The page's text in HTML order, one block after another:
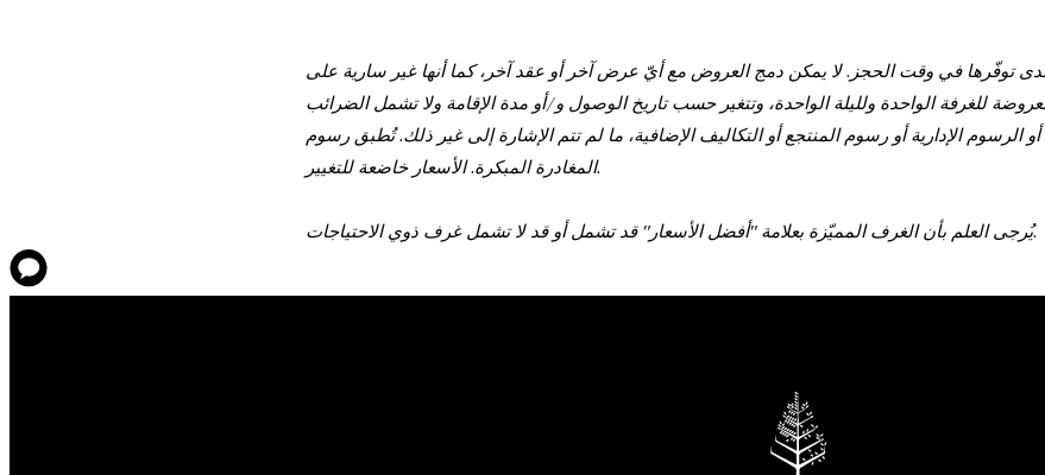
توفّرها في وقت الحجز. لا يمكن دمج العروض مع أيّ عرض آخر أو عقد آخر، كما أنها غير سارية على
للغرفة الواحدة ولليلة الواحدة، وتتغير حسب تاريخ الوصول و/أو مدة الإقامة ولا تشمل الضرائب
الرسوم الإدارية أو رسوم المنتجع أو التكاليف الإضافية، ما لم تتم الإشارة إلى غير ذلك. تُطبق رسوم
المغادرة المبكرة. الأسعار خاضعة للتغيير.
يُرجى العلم بأن الغرف المميّزة بعلامة "أفضل الأسعار" قد تشمل أو قد لا تشمل غرف ذوي الاحتياجات.